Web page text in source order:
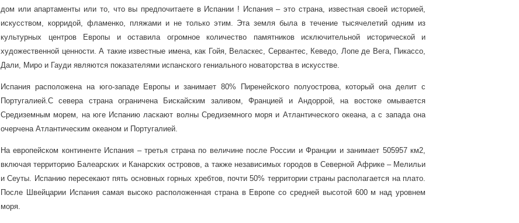
дом или апартаменты или то, что вы предпочитаете в Испании ! Испания – это страна, известная своей историей,
искусством, корридой, фламенко, пляжами и не только этим. Эта земля была в течение тысячелетий одним из
культурных центров Европы и оставила огромное количество памятников исключительной исторической и
художественной ценности. А такие известные имена, как Гойя, Веласкес, Сервантес, Кеведо, Лопе де Вега, Пикассо,
Дали, Миро и Гауди являются показателями испанского гениального новаторства в искусстве.
Испания расположена на юго-западе Европы и занимает 80% Пиренейского полуострова, который она делит с
Португалией.С севера страна ограничена Бискайским заливом, Францией и Андоррой, на востоке омывается
Средиземным морем, на юге Испанию ласкают волны Средиземного моря и Атлантического океана, а с запада она
очерчена Атлантическим океаном и Португалией.
На европейском континенте Испания – третья страна по величине после России и Франции и занимает 505957 км2,
включая территорию Балеарских и Канарских островов, а также независимых городов в Северной Африке – Мелильи
и Сеуты. Испанию пересекают пять основных горных хребтов, почти 50% территории страны располагается на плато.
После Швейцарии Испания самая высоко расположенная страна в Европе со средней высотой 600 м над уровнем
моря.